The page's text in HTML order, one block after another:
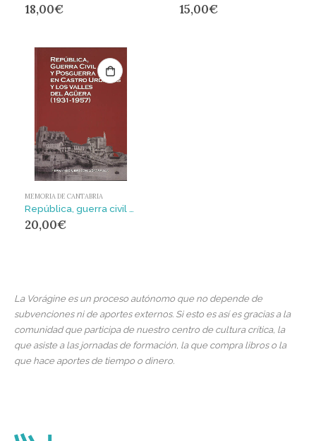
18,00€ 15,00€
MEMORIA DE CANTABRIA
20,00€
La Vorágine es un proceso autónomo que no depende de
subvenciones ni de aportes externos. Si esto es así es gracias a la
comunidad que participa de nuestro centro de cultura crítica, la
que asiste a las jornadas de formación, la que compra libros o la
que hace aportes de tiempo o dinero.